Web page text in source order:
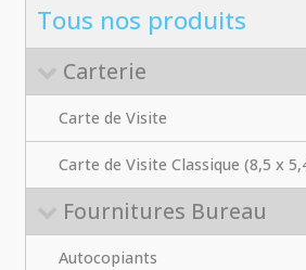
Tous nos produits
Carterie
Carte de Visite
Carte de Visite Classique (8,5 x
Fournitures Bureau
Autocopiants